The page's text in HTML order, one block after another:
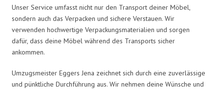
Unser Service umfasst nicht nur den Transport deiner Möbel,
sondern auch das Verpacken und sichere Verstauen. Wir
verwenden hochwertige Verpackungsmaterialien und sorgen
dafür, dass deine Möbel während des Transports sicher
ankommen.
Umzugsmeister Eggers Jena zeichnet sich durch eine zuverlässige
und pünktliche Durchführung aus. Wir nehmen deine Wünsche und